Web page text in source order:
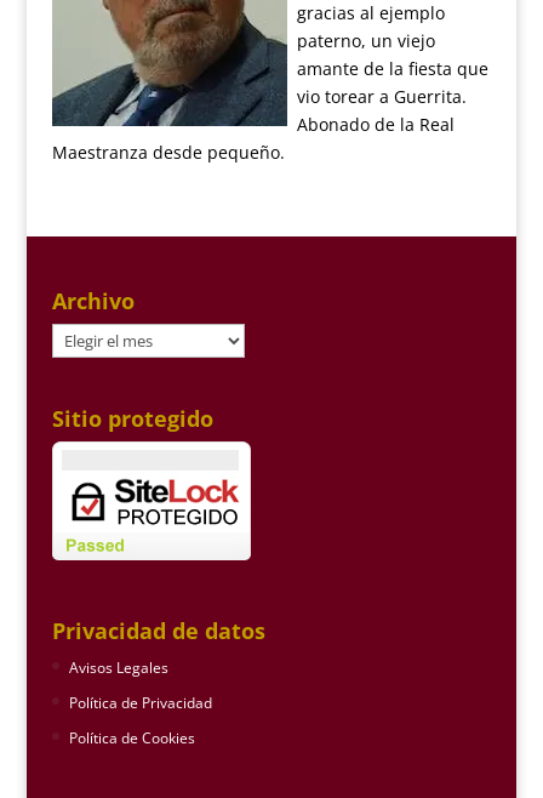
gracias al ejemplo
paterno, un viejo
amante de la fiesta que
vio torear a Guerrita.
Abonado de la Real
Maestranza desde pequeño.
Archivo
Archivo
Sitio protegido
Privacidad de datos
Avisos Legales
Política de Privacidad
Política de Cookies